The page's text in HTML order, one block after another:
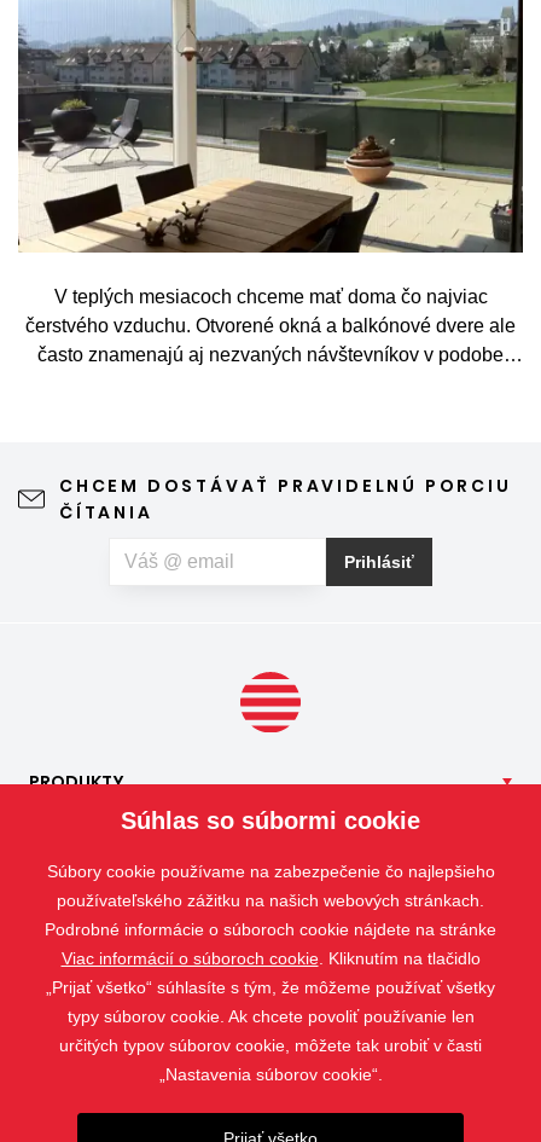
V teplých mesiacoch chceme mať doma čo najviac
čerstvého vzduchu. Otvorené okná a balkónové dvere ale
často znamenajú aj nezvaných návštevníkov v podobe
leto naplno. Kvalitná sieťka na hmyz zároveň nijako neruší
výhľad z okna ani vzhľad domu, vyžaduje len minimálnu
vás okrem hmyzu trápia aj peľové alergie, môžete zvoliť
špeciálnu sieť proti peľu, ktorá pomáha obmedziť
CHCEM DOSTÁVAŤ PRAVIDELNÚ PORCIU
ČÍTANIA
Prihlásiť
PRODUKTY
SLUŽBY
ISOTRA
KONTAKT
Súhlas so súbormi cookie
Súbory cookie používame na zabezpečenie čo najlepšieho
používateľského zážitku na našich webových stránkach.
Podrobné informácie o súboroch cookie nájdete na stránke
Viac informácií o súboroch cookie. Kliknutím na tlačidlo
„Prijať všetko“ súhlasíte s tým, že môžeme používať všetky
typy súborov cookie. Ak chcete povoliť používanie len
určitých typov súborov cookie, môžete tak urobiť v časti
„Nastavenia súborov cookie“.